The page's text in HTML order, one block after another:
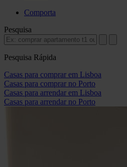
Comporta
Pesquisa
Pesquisa Rápida
Casas para comprar em Lisboa
Casas para comprar no Porto
Casas para arrendar em Lisboa
Casas para arrendar no Porto